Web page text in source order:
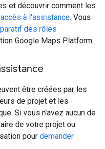
et découvrir comment les
à l'assistance. Vous
des rôles
Google Maps Platform.
être créées par les
de projet et les
Si vous n'avez aucun de
de votre projet ou
pour demander